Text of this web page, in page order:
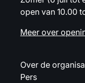
open van 10.00
Meer over
Over de
Pers